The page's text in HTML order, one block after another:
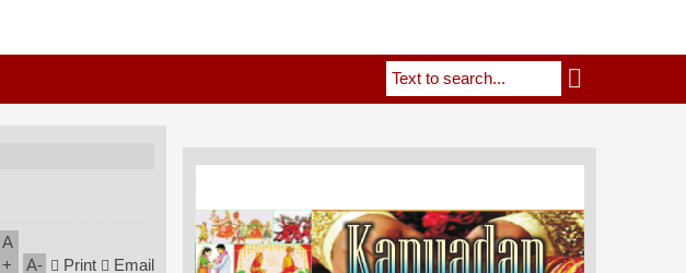
A
+
A- Print
Email